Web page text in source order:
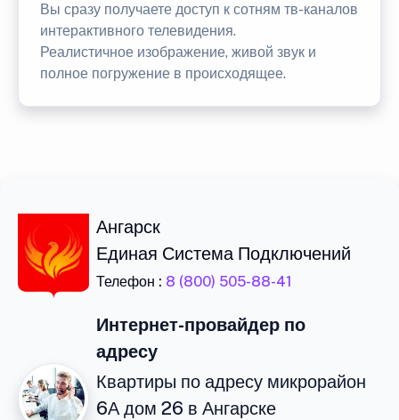
Вы сразу получаете доступ к сотням тв-каналов
интерактивного телевидения.
Реалистичное изображение, живой звук и
полное погружение в происходящее.
Ангарск
Единая Система Подключений
Телефон : 8 (800) 505-88-41
Интернет-провайдер по
адресу
Квартиры по адресу микрорайон
6А дом 26 в Ангарске